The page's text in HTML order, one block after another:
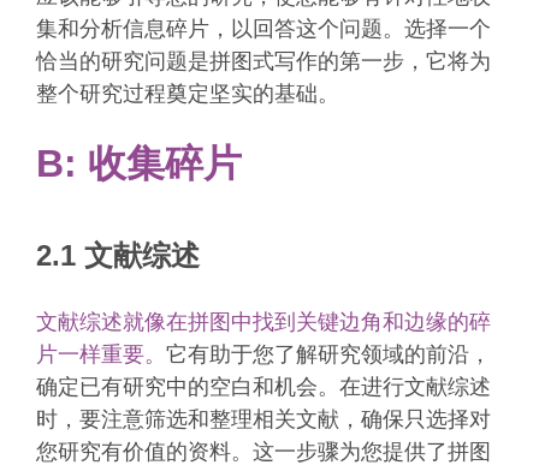
集和分析信息碎片，以回答这个问题。选择一个
恰当的研究问题是拼图式写作的第一步，它将为
整个研究过程奠定坚实的基础。
B: 收集碎片
2.1 文献综述
文献综述就像在拼图中找到关键边角和边缘的碎
片一样重要。 它有助于您了解研究领域的前沿，
确定已有研究中的空白和机会。在进行文献综述
时，要注意筛选和整理相关文献，确保只选择对
您研究有价值的资料。这一步骤为您提供了拼图